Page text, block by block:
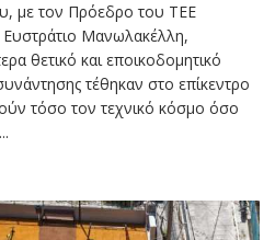
με τον Πρόεδρο του ΤΕΕ
Ευστράτιο Μανωλακέλλη,
θετικό και εποικοδομητικό
τέθηκαν στο επίκεντρο
τόσο τον τεχνικό κόσμο όσο